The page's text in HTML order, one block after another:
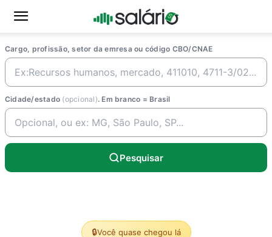
Cargo, profissão, setor da emresa ou código CBO/CNAE
Cidade/estado (opcional). Em branco = Brasil
Pesquisar
🔒Você quase chegou lá